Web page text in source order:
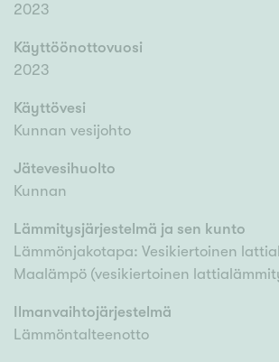
2023
Käyttöönottovuosi
2023
Käyttövesi
Kunnan vesijohto
Jätevesihuolto
Kunnan
Lämmitysjärjestelmä ja sen kunto
Lämmönjakotapa: Vesikiertoinen
Maalämpö (vesikiertoinen
Ilmanvaihtojärjestelmä
Lämmöntalteenotto